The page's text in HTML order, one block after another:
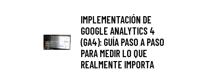
IMPLEMENTACIÓN DE
GOOGLE ANALYTICS 4
(GA4): GUÍA PASO A PASO
PARA MEDIR LO QUE
REALMENTE IMPORTA